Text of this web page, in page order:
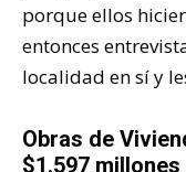
porque ellos
entonces
localidad en sí y
Obras de
$1.597 millones